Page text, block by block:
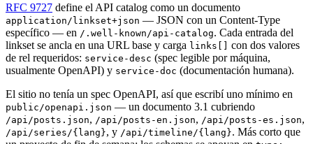
RFC 9727 define el API catalog como un documento
application/linkset+json — JSON con un Content-Type
específico — en /.well-known/api-catalog. Cada entrada del
linkset se ancla en una URL base y carga links[]
con dos valores
de rel requeridos: service-desc (spec legible por máquina,
usualmente OpenAPI) y service-doc (documentación humana).
El sitio no tenía un spec OpenAPI, así que escribí uno mínimo en
public/openapi.json — un documento 3.1 cubriendo
/api/posts.json, /api/posts-en.json, /api/posts-es.json,
/api/series/{lang}, y /api/timeline/{lang}. Más corto que